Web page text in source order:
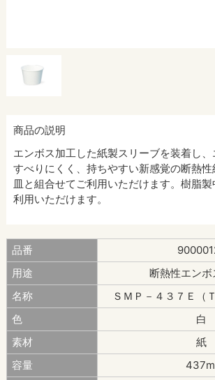
商品の説明
エンボス加工した紙製スリーブを装着し、
すべりにくく、持ちやすい新感覚の断熱
皿と組合せてご利用いただけます。樹脂
利用いただけます。
品番
用途
断熱性エンボ
名称
ＳＭＰ－４３７Ｅ（
色
白
素材
紙
容量